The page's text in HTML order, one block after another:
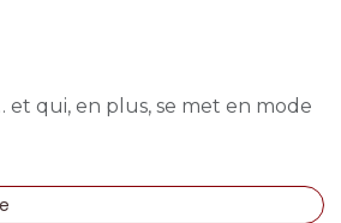
qui, en plus, se met en mode